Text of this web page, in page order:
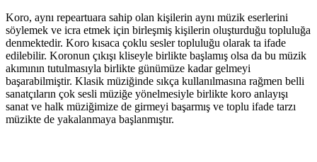
Koro, aynı repeartuara sahip olan kişilerin aynı müzik eserlerini
söylemek ve icra etmek için birleşmiş kişilerin oluşturduğu topluluğa
denmektedir. Koro kısaca çoklu sesler topluluğu olarak ta ifade
edilebilir. Koronun çıkışı kliseyle birlikte başlamış olsa da bu müzik
akımının tutulmasıyla birlikte günümüze kadar gelmeyi
başarabilmiştir. Klasik müziğinde sıkça kullanılmasına rağmen belli
sanatçıların çok sesli müziğe yönelmesiyle birlikte koro anlayışı
sanat ve halk müziğimize de girmeyi başarmış ve toplu ifade tarzı
müzikte de yakalanmaya başlanmıştır.